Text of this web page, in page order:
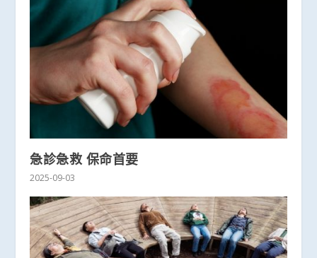
急診急救 保命首要
2025-09-03